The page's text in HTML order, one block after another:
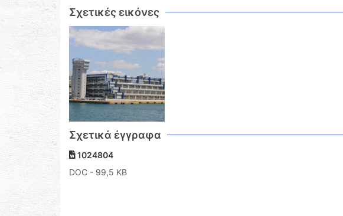
Σχετικές εικόνες
Σχετικά έγγραφα
1024804
DOC - 99,5 KB